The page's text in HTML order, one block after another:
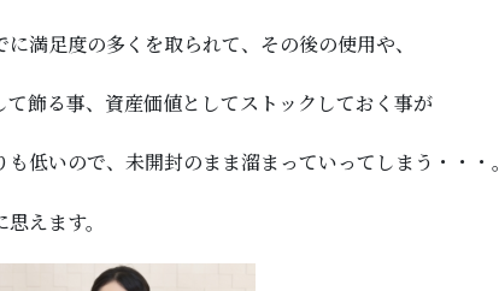
に満足度の多くを取られて、その後の使用や、
て飾る事、資産価値としてストックしておく事が
も低いので、未開封のまま溜まっていってしまう・・・。
えます。